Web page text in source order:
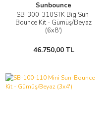
Sunbounce
SB-300-310STK Big Sun-
Bounce Kit - Gümüş/Beyaz
(6x8')
46.750,00 TL